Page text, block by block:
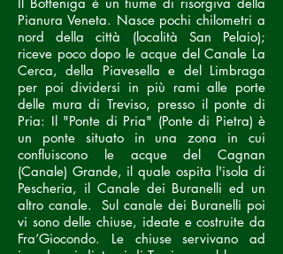
Pianura Veneta. Nasce pochi chilometri a
nord della città (località San Pelaio);
riceve poco dopo le acque del Canale La
Cerca, della Piavesella e del Limbraga
per poi dividersi in più rami alle porte
delle mura di Treviso, presso il ponte di
Pria: Il "Ponte di Pria" (Ponte di Pietra) è
un ponte situato in una zona in cui
confluiscono le acque del Cagnan
(Canale) Grande, il quale ospita l'isola di
Pescheria, il Canale dei Buranelli ed un
altro canale. Sul canale dei Buranelli poi
vi sono delle chiuse, ideate e costruite da
Fra’Giocondo. Le chiuse servivano ad